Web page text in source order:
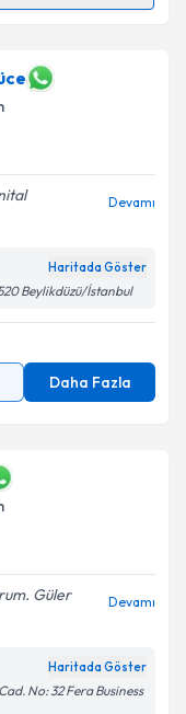
Devamı
Haritada Göster
Beylikdüzü/İstanbul
Daha Fazla
Güler
Devamı
Haritada Göster
No: 32 Fera Business